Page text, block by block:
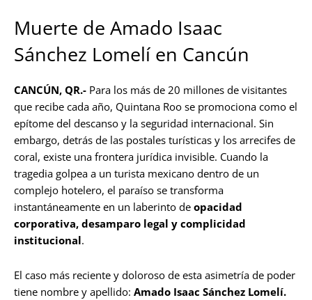
Muerte de Amado Isaac
Sánchez Lomelí en Cancún
CANCÚN, QR.- Para los más de 20 millones de visitantes
que recibe cada año, Quintana Roo se promociona como el
epítome del descanso y la seguridad internacional. Sin
embargo, detrás de las postales turísticas y los arrecifes de
coral, existe una frontera jurídica invisible. Cuando la
tragedia golpea a un turista mexicano dentro de un
complejo hotelero, el paraíso se transforma
instantáneamente en un laberinto de opacidad
corporativa, desamparo legal y complicidad
institucional.
El caso más reciente y doloroso de esta asimetría de poder
tiene nombre y apellido: Amado Isaac Sánchez Lomelí.